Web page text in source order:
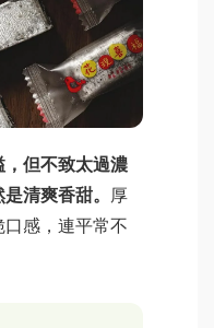
但不致太過濃
清爽香甜。
厚
感，連平常不